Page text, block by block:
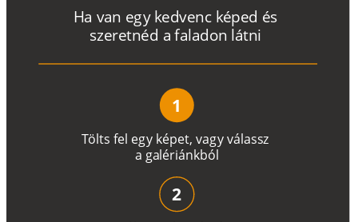
Tölts fel egy képet, vagyválassz
a galériánkból
Ha van egy kedvenc képed és
szeretnéd a faladon látni
1
2